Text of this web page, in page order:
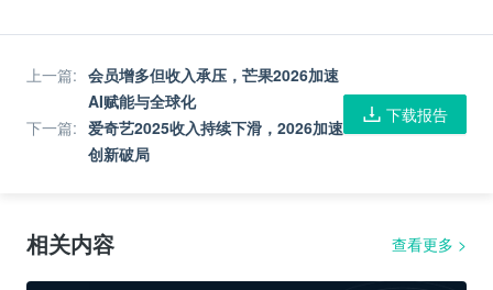
上一篇: 会员增多但收入承压，芒果2026加速
AI赋能与全球化
下一篇: 爱奇艺2025收入持续下滑，2026加速
创新破局
下载报告
相关内容 查看更多 >